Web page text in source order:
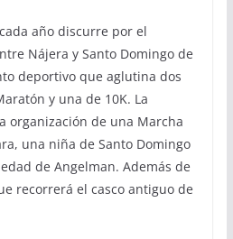
año discurre por el
Nájera y Santo Domingo de
deportivo que aglutina dos
y una de 10K. La
organización de una Marcha
una niña de Santo Domingo
de Angelman. Además de
recorrerá el casco antiguo de